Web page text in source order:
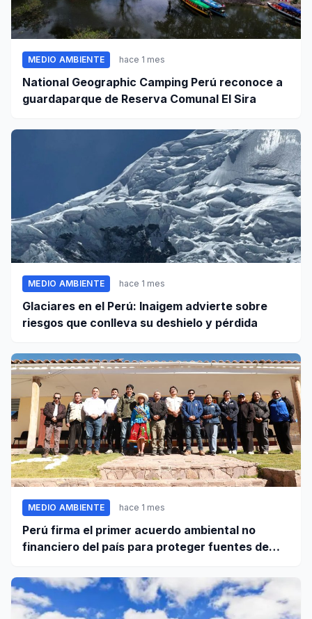
MEDIO AMBIENTE hace 1 mes
National Geographic Camping Perú reconoce a
guardaparque de Reserva Comunal El Sira
MEDIO AMBIENTE hace 1 mes
Glaciares en el Perú: Inaigem advierte sobre
riesgos que conlleva su deshielo y pérdida
MEDIO AMBIENTE hace 1 mes
Perú firma el primer acuerdo ambiental no
financiero del país para proteger fuentes de